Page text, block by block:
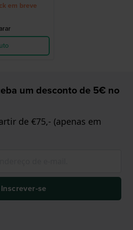
em breve
um desconto de 5€ no
de €75,- (apenas em
Inscrever-se